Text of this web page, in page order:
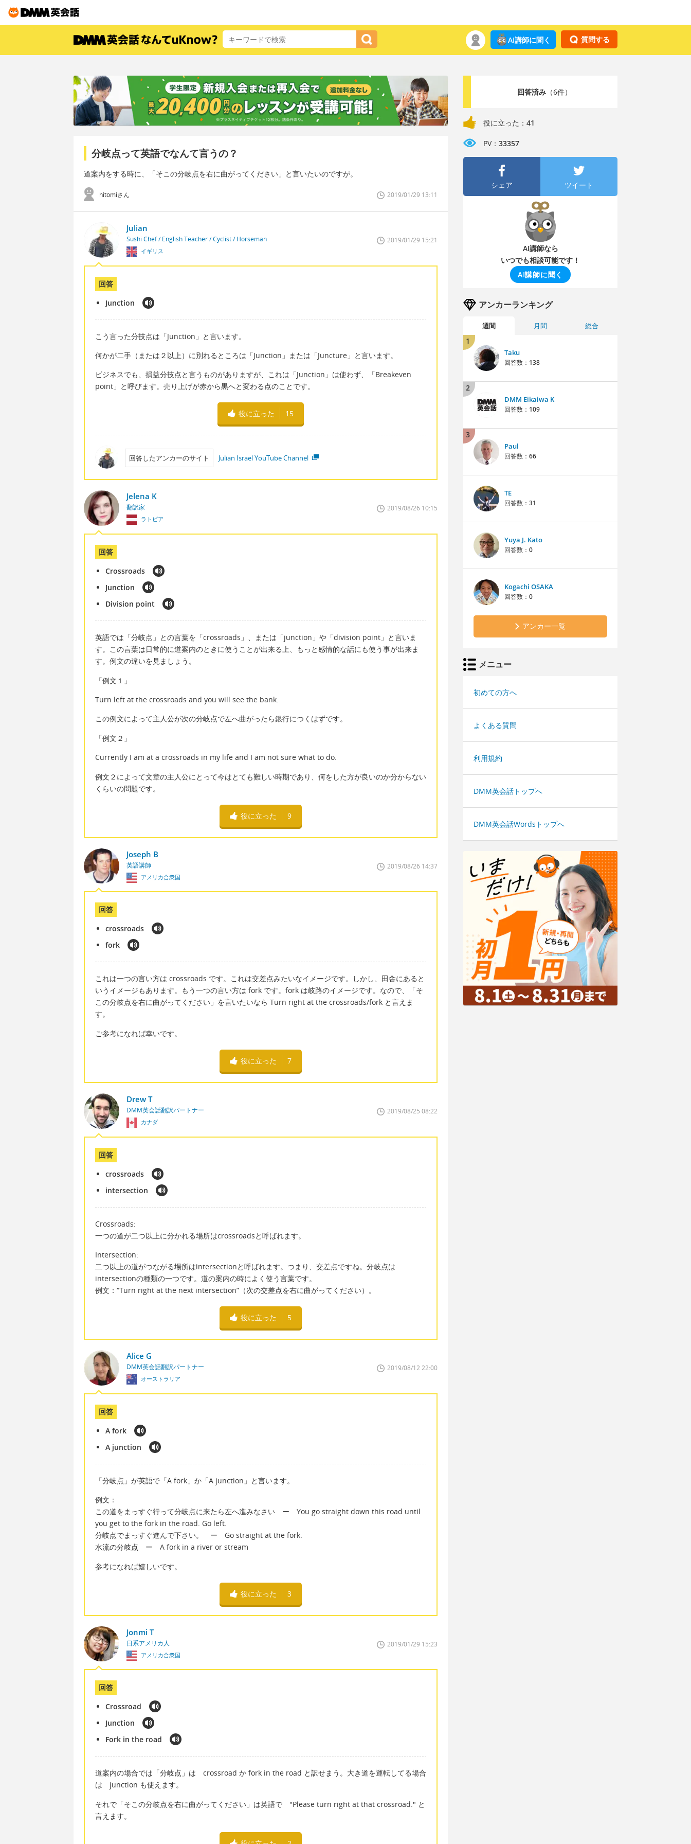
質問する
AI講師に聞く
分岐点って英語でなんて言うの？
道案内をする時に、「そこの分岐点を右に曲がってください」と言いたいのですが。
hitomiさん 2019/01/29 13:11
Julian
Sushi Chef / English Teacher / Cyclist / Horseman
イギリス
2019/01/29 15:21
回答
Junction
こう言った分技点は「Junction」と言います。
何かが二手（または２以上）に別れるところは「Junction」または「Juncture」と言います。
ビジネスでも、損益分技点と言うものがありますが、これは「Junction」は使わず、「Breakeven
point」と呼びます。売り上げが赤から黒へと変わる点のことです。
役に立った 15
回答したアンカーのサイト Julian Israel YouTube Channel
Jelena K
翻訳家
ラトビア
2019/08/26 10:15
回答
Crossroads
Junction
Division point
英語では「分岐点」との言葉を「crossroads」、または「junction」や「division point」と言いま
す。この言葉は日常的に道案内のときに使うことが出来る上、もっと感情的な話にも使う事が出来ま
す。例文の違いを見ましょう。
「例文１」
Turn left at the crossroads and you will see the bank.
この例文によって主人公が次の分岐点で左へ曲がったら銀行につくはずです。
「例文２」
Currently I am at a crossroads in my life and I am not sure what to do.
例文２によって文章の主人公にとって今はとても難しい時期であり、何をした方が良いのか分からない
くらいの問題です。
役に立った 9
Joseph B
英語講師
アメリカ合衆国
2019/08/26 14:37
回答
crossroads
fork
これは一つの言い方は crossroads です。これは交差点みたいなイメージです。しかし、田舎にあると
いうイメージもあります。もう一つの言い方は fork です。fork は岐路のイメージです。なので、「そ
この分岐点を右に曲がってください」を言いたいなら Turn right at the crossroads/fork と言えま
す。
ご参考になれば幸いです。
役に立った 7
Drew T
DMM英会話翻訳パートナー
カナダ
2019/08/25 08:22
回答
crossroads
intersection
Crossroads:
一つの道が二つ以上に分かれる場所はcrossroadsと呼ばれます。
Intersection:
二つ以上の道がつながる場所はintersectionと呼ばれます。つまり、交差点ですね。分岐点は
intersectionの種類の一つです。道の案内の時によく使う言葉です。
例文：“Turn right at the next intersection”（次の交差点を右に曲がってください）。
役に立った 5
Alice G
DMM英会話翻訳パートナー
オーストラリア
2019/08/12 22:00
回答
A fork
A junction
「分岐点」が英語で「A fork」か「A junction」と言います。
例文：
この道をまっすぐ行って分岐点に来たら左へ進みなさい ー You go straight down this road until
you get to the fork in the road. Go left.
分岐点でまっすぐ進んで下さい。 ー Go straight at the fork.
水流の分岐点 ー A fork in a river or stream
参考になれば嬉しいです。
役に立った 3
Jonmi T
日系アメリカ人
アメリカ合衆国
2019/01/29 15:23
回答
Crossroad
Junction
Fork in the road
道案内の場合では「分岐点」は crossroad か fork in the road と訳せまう。大き道を運転してる場合
は junction も使えます。
それで「そこの分岐点を右に曲がってください」は英語で "Please turn right at that crossroad." と
言えます。
回答済み（6件）
役に立った： 41
PV： 33357
シェア ツイート
AI講師なら
いつでも相談可能です！
AI講師に聞く
アンカーランキング
週間 月間 総合
1
Taku
回答数： 138
2
DMM Eikaiwa K
回答数： 109
3
Paul
回答数： 66
TE
回答数： 31
Yuya J. Kato
回答数： 0
Kogachi OSAKA
回答数： 0
アンカー一覧
メニュー
初めての方へ
よくある質問
利用規約
DMM英会話トップへ
DMM英会話Wordsトップへ